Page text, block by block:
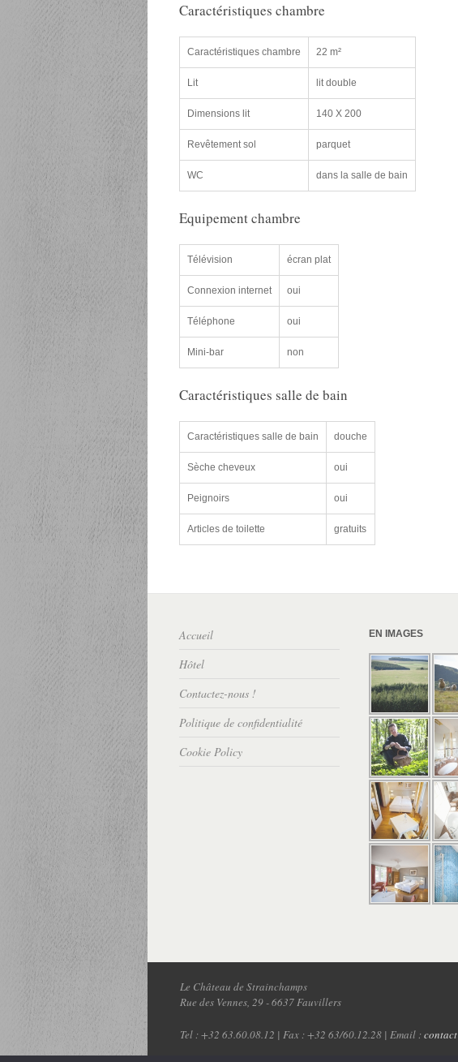
Caractéristiques chambre
Caractéristiques chambre 22 m²
Lit lit double
Dimensions lit 140 X 200
Revêtement sol parquet
WC dans la salle de bain
Equipement chambre
Télévision écran plat
Connexion internet oui
Téléphone oui
Mini-bar non
Caractéristiques salle de bain
Caractéristiques salle de bain douche
Sèche cheveux oui
Peignoirs oui
Articles de toilette gratuits
Accueil
Hôtel
Contactez-nous !
Politique de confidentialité
Cookie Policy
EN IMAGES
Le Château de Strainchamps
Rue des Vennes, 29-6637Fauvillers
Tel :+32 63.60.08.12 | Fax : +32 63/60.12.28 | Email :contact